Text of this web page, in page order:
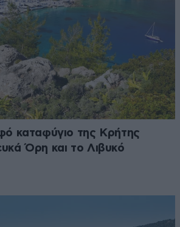
καταφύγιο της Κρήτης
Όρη και το Λιβυκό